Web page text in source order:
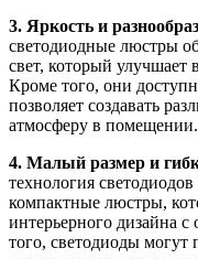
3. Яркость и
светодиодные люстры
свет, который улучшает
Кроме того, они
позволяет создавать
атмосферу в помещении.
4. Малый размер и
технология
компактные люстры,
интерьерного дизайна
того, светодиоды могут